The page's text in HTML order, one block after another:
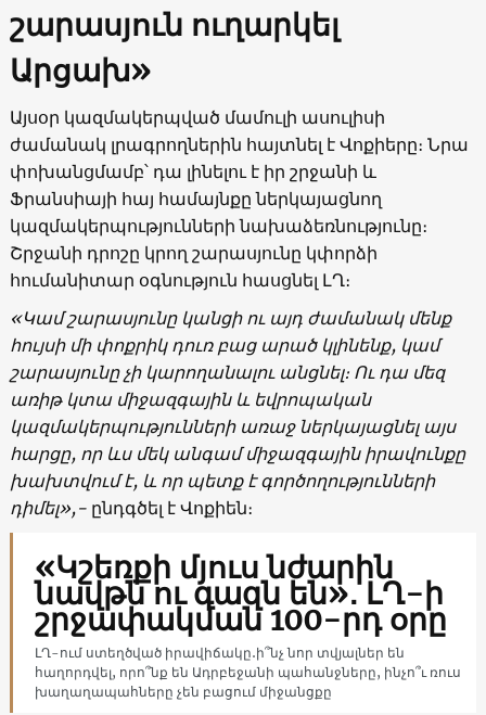
շարասյուն ուղարկել
Արցախ»
Այսօր կազմակերպված մամուլի ասուլիսի
ժամանակ լրագրողներին հայտնել է Վոքիերը։ Նրա
փոխանցմամբ՝ դա լինելու է իր շրջանի և
Ֆրանսիայի հայ համայնքը ներկայացնող
կազմակերպությունների նախաձեռնությունը։
Շրջանի դրոշը կրող շարասյունը կփորձի
հումանիտար օգնություն հասցնել ԼՂ։
«Կամ շարասյունը կանցի ու այդ ժամանակ մենք
հույսի մի փոքրիկ դուռ բաց արած կլինենք, կամ
շարասյունը չի կարողանալու անցնել։ Ու դա մեզ
առիթ կտա միջազգային և եվրոպական
կազմակերպությունների առաջ ներկայացնել այս
հարցը, որ ևս մեկ անգամ միջազգային իրավունքը
խախտվում է, և որ պետք է գործողությունների
դիմել»,-ընդգծել է Վոքիեն։
«Կշեռքի մյուս նժարին
նավթն ու գազն են»․ ԼՂ-ի
շրջափակման 100-րդ օրը
ԼՂ-ում ստեղծված իրավիճակը․ի՞նչ նոր տվյալներ են
հաղորդվել, որո՞նք են Ադրբեջանի պահանջները, ինչո՞ւ ռուս
խաղաղապահները չեն բացում միջանցքը